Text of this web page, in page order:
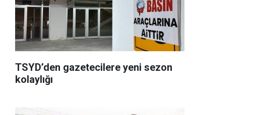
TSYD’den gazetecilere yeni sezon
kolaylığı